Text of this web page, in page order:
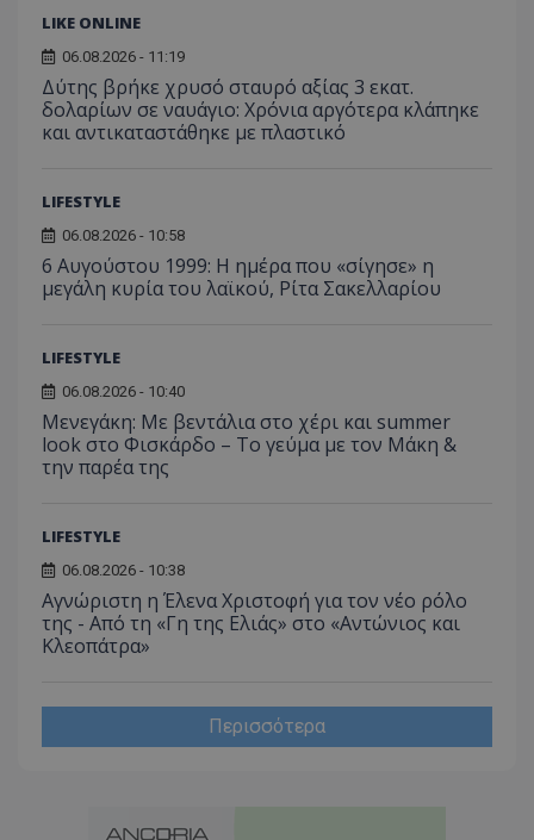
LIKE ONLINE
06.08.2026 - 11:19
Δύτης βρήκε χρυσό σταυρό αξίας 3 εκατ.
δολαρίων σε ναυάγιο: Χρόνια αργότερα κλάπηκε
και αντικαταστάθηκε με πλαστικό
LIFESTYLE
06.08.2026 - 10:58
6 Αυγούστου 1999: Η ημέρα που «σίγησε» η
μεγάλη κυρία του λαϊκού, Ρίτα Σακελλαρίου
LIFESTYLE
06.08.2026 - 10:40
Μενεγάκη: Με βεντάλια στο χέρι και summer
look στο Φισκάρδο – Το γεύμα με τον Μάκη &
την παρέα της
LIFESTYLE
06.08.2026 - 10:38
Αγνώριστη η Έλενα Χριστοφή για τον νέο ρόλο
της - Από τη «Γη της Ελιάς» στο «Αντώνιος και
Κλεοπάτρα»
Περισσότερα